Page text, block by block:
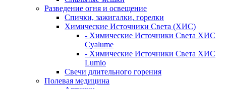
Разведение огня и освещение
Спички, зажигалки, горелки
Химические Источники Света (ХИС)
- Химические Источники Света ХИС
Cyalume
- Химические Источники Света ХИС
Lumio
Свечи длительного горения
Полевая медицина